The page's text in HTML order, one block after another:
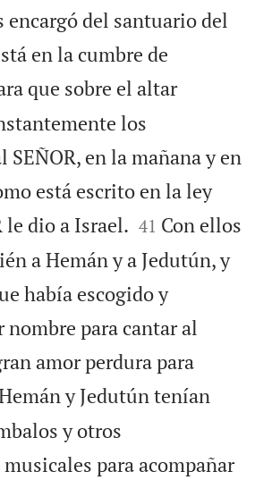
encargó del santuario del
en la cumbre de
que sobre el altar
los
SEÑOR, en la mañana y en
está escrito en la ley
le dio a Israel. 

41 Con ellos
a Hemán y a Jedutún, y
había escogido y
nombre para cantar al
amor perdura para
y Jedutún tenían
y otros
para acompañar